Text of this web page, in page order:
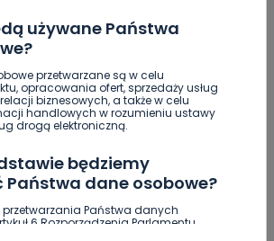
używane Państwa
przetwarzane są w celu
opracowania ofert, sprzedaży usług
biznesowych, a także w celu
handlowych w rozumieniu ustawy
drogą elektroniczną.
będziemy
Państwa dane osobowe?
Państwa danych
6 Rozporządzenia Parlamentu
(prawie) do normy. Jest